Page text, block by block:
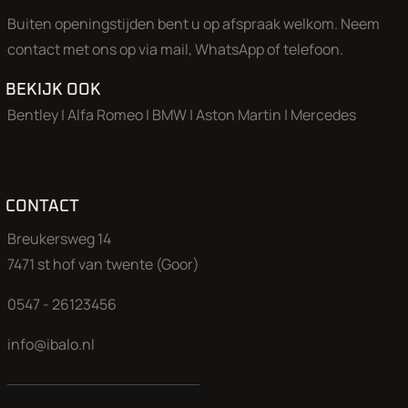
640 Sport-chrono-pakket Turbo
650 Schuifdak elektrisch
672 PCM incl. DVD – Navigatiemodule uitgebreid
692 CD-wisselaar
XSZ Hoofdsteunen voor met Porsche-embleem
268 Buiten-/binnenspiegel met Dimautomaat en
476 Porsche Stability Management (PSM)
480 Transmissie 6 versnellingen
534 Alarminstallatie met interieurbewaking
601 Bi-xenon-koplampen
680 Sound-systeem BOSE
Buiten openingstijden bent u op afspraak welkom. Neem
contact met ons op via mail, WhatsApp of telefoon.
BEKIJK OOK
Bentley|Alfa Romeo| BMW|Aston Martin | Mercedes
CONTACT
Breukersweg 14
7471 st hof van twente (Goor)
0547 - 26123456
info@ibalo.nl